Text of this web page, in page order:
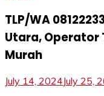
TLP/WA
Utara, Operator
Murah
July 14, 2024July 25,